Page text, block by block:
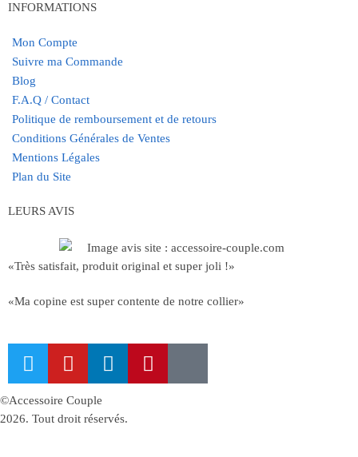
INFORMATIONS
Mon Compte
Suivre ma Commande
Blog
F.A.Q / Contact
Politique de remboursement et de retours
Conditions Générales de Ventes
Mentions Légales
Plan du Site
LEURS AVIS
«Très satisfait, produit original et super joli !»
«Ma copine est super contente de notre collier»
©Accessoire Couple
2026. Tout droit réservés.